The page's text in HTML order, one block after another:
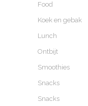
Food
Koek en gebak
Lunch
Ontbijt
Smoothies
Snacks
Snacks